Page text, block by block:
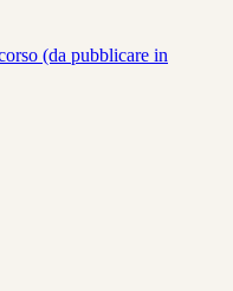
(da pubblicare in